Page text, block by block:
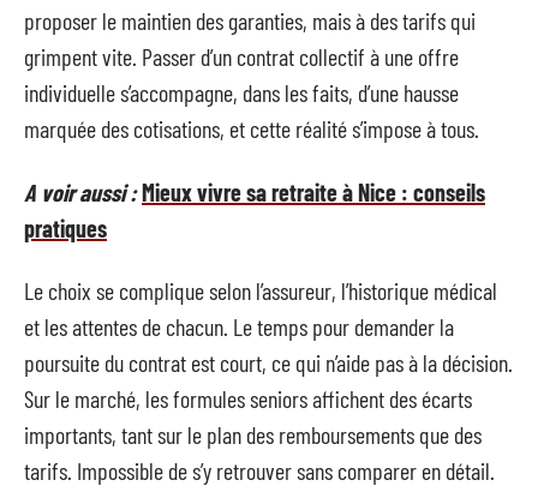
proposer le maintien des garanties, mais à des tarifs qui
grimpent vite. Passer d’un contrat collectif à une offre
individuelle s’accompagne, dans les faits, d’une hausse
marquée des cotisations, et cette réalité s’impose à tous.
A voir aussi :Mieux vivre sa retraite à Nice : conseils
pratiques
Le choix se complique selon l’assureur, l’historique médical
et les attentes de chacun. Le temps pour demander la
poursuite du contrat est court, ce qui n’aide pas à la décision.
Sur le marché, les formules seniors affichent des écarts
importants, tant sur le plan des remboursements que des
tarifs. Impossible de s’y retrouver sans comparer en détail.